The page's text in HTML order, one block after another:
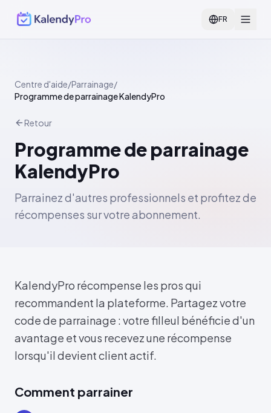
FR
Centre d'aide/Parrainage/
Programme de parrainage KalendyPro
Retour
Programme de parrainage
KalendyPro
Parrainez d'autres professionnels et profitez de
récompenses sur votre abonnement.
KalendyPro récompense les pros qui
recommandent la plateforme. Partagez votre
code de parrainage : votre filleul bénéficie d'un
avantage et vous recevez une récompense
lorsqu'il devient client actif.
Comment parrainer